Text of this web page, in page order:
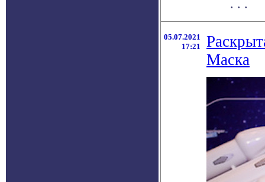
. . .
05.07.2021
17:21
Маска